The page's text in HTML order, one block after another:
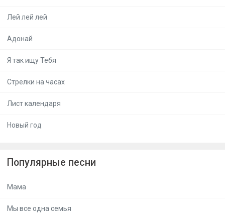
Лей лей лей
Адонай
Я так ищу Тебя
Стрелки на часах
Лист календаря
Новый год
Популярные песни
Мама
Мы все одна семья